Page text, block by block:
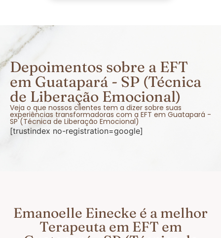
Depoimentos sobre a EFT
em Guatapará - SP (Técnica
de Liberação Emocional)
Veja o que nossos clientes tem a dizer sobre suas
experiências transformadoras com a EFT em Guatapará -
SP (Técnica de Liberação Emocional)
[trustindex no-registration=google]
Emanoelle Einecke é a melhor
Terapeuta em EFT em